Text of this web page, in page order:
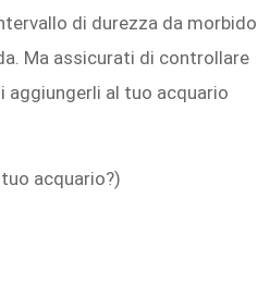
di durezza da morbido
Ma assicurati di controllare
aggiungerli al tuo acquario
acquario?)